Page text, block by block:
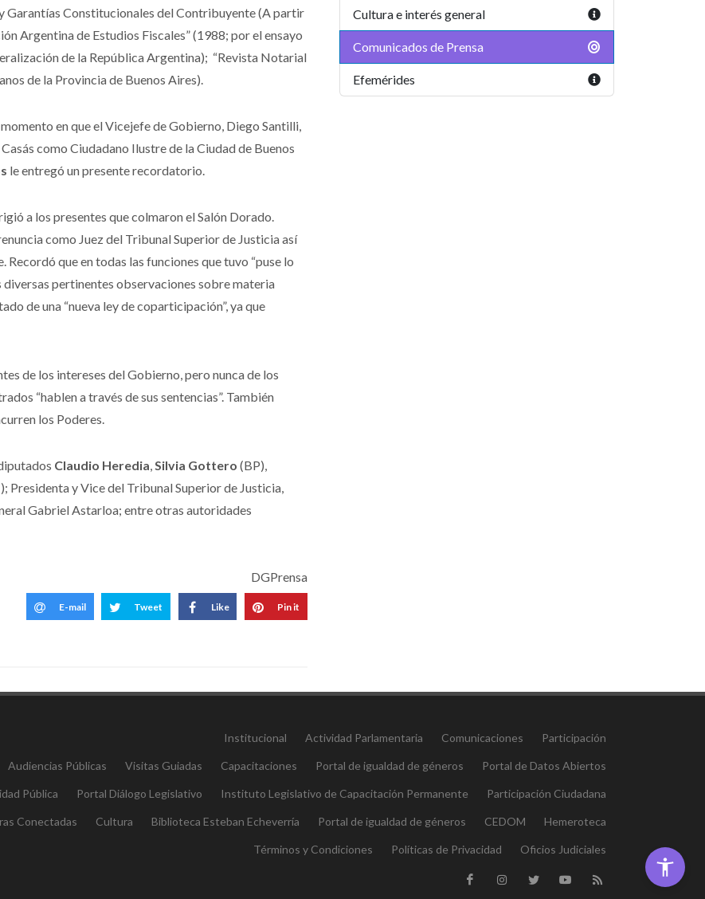
Garantías Constitucionales del Contribuyente (A partir
Argentina de Estudios Fiscales” (1988; por el ensayo
de la República Argentina); “Revista Notarial
de la Provincia de Buenos Aires).
en que el Vicejefe de Gobierno, Diego Santilli,
como Ciudadano Ilustre de la Ciudad de Buenos
le entregó un presente recordatorio.
a los presentes que colmaron el Salón Dorado.
como Juez del Tribunal Superior de Justicia así
que en todas las funciones que tuvo “puse lo
diversas pertinentes observaciones sobre materia
de una “nueva ley de coparticipación”, ya que
de los intereses del Gobierno, pero nunca de los
“hablen a través de sus sentencias”. También
los Poderes.
Claudio Heredia,Silvia Gottero (BP),
Presidenta y Vice del Tribunal Superior de Justicia,
Gabriel Astarloa; entre otras autoridades
DGPrensa
E-mail Tweet Like Pin it
Cultura e interés general
Comunicados de Prensa
Efemérides
Institucional Actividad Parlamentaria Comunicaciones Participación
Audiencias Públicas Visitas Guiadas Capacitaciones Portal de igualdad de géneros Portal de Datos Abiertos
Pública Portal Diálogo Legislativo Instituto Legislativo de Capacitación Permanente Participación Ciudadana
Conectadas Cultura Biblioteca Esteban Echeverría Portal de igualdad de géneros CEDOM Hemeroteca
Términos y Condiciones Políticas de Privacidad Oficios Judiciales